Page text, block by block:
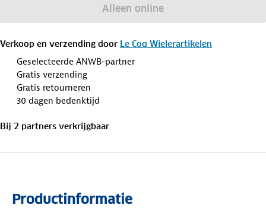
Alleen online
Verkoop en verzending door Le Coq Wielerartikelen
Geselecteerde ANWB-partner
Gratis verzending
Gratis retourneren
30 dagen bedenktijd
Bij 2 partners verkrijgbaar
Productinformatie